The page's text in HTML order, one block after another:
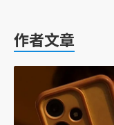
作者文章